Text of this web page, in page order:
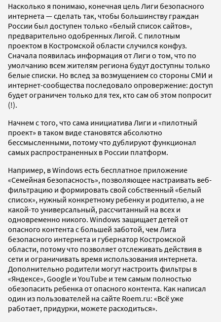
Насколько я понимаю, конечная цель Лиги безопасного
интернета — сделать так, чтобы большинству граждан
России был доступен только «белый список сайтов»,
предварительно одобренных Лигой. С пилотным
проектом в Костромской области случился конфуз.
Сначала появилась информация от Лиги о том, что по
умолчанию всем жителям региона будут доступны только
белые списки. Но вслед за возмущением со стороны СМИ и
интернет-сообщества последовало опровержение: доступ
будет ограничен только для тех, кто сам об этом попросит
(!).
Начнем с того, что сама инициатива Лиги и «пилотный
проект» в таком виде становятся абсолютно
бессмысленными, потому что дублируют функционал
самых распространенных в России платформ.
Например, в Windows есть бесплатное приложение
«Семейная безопасность», позволяющее настраивать веб-
фильтрацию и формировать свой собственный «белый
список», нужный конкретному ребенку и родителю, а не
какой-то универсальный, рассчитанный на всех и
одновременно никого. Windows защищает детей от
опасного контента с большей заботой, чем Лига
безопасного интернета и губернатор Костромской
области, потому что позволяет отслеживать действия в
сети и ограничивать время использования интернета.
Дополнительно родители могут настроить фильтры в
«Яндексе», Google и YouTube и тем самым полностью
обезопасить ребенка от опасного контента. Как написал
один из пользователей на сайте Roem.ru: «Всё уже
работает, придурки, можете расходиться».